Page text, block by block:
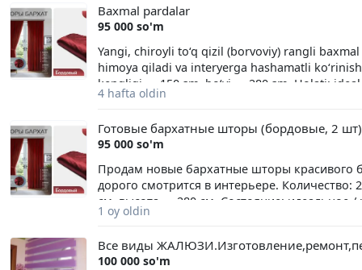
Baxmal pardalar
95 000 so'm
Yangi, chiroyli to‘q qizil (borvoviy) rangli
himoya qiladi va interyerga hashamatli
kengligi — 150 sm, bo‘yi — 280 sm. Holati:
4 hafta oldin
Готовые бархатные шторы (бордовые, 2 шт)
95 000 so'm
Продам новые бархатные шторы красивого
дорого смотрится в интерьере.
см, высота — 280 см. Состояние: идеальное /
1 oy oldin
Все виды
100 000 so'm